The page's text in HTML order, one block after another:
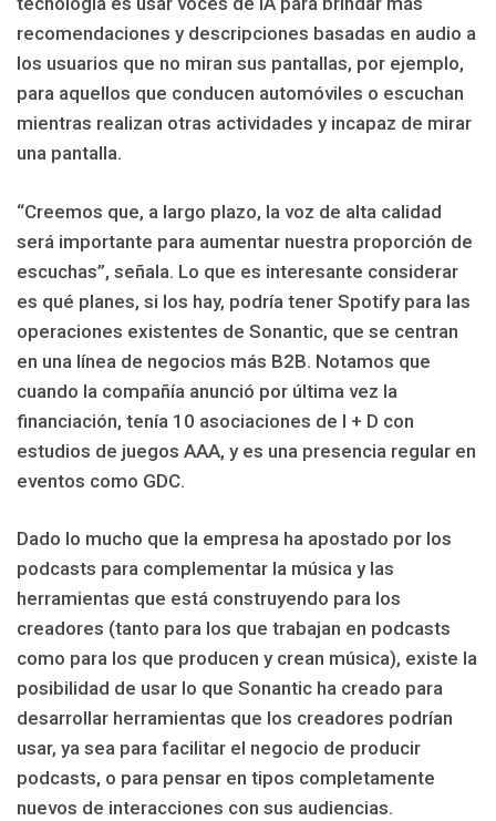
recomendaciones y descripciones basadas en audio a
los usuarios que no miran sus pantallas, por ejemplo,
para aquellos que conducen automóviles o escuchan
mientras realizan otras actividades y incapaz de mirar
una pantalla.
“Creemos que, a largo plazo, la voz de alta calidad
será importante para aumentar nuestra proporción de
escuchas”, señala. Lo que es interesante considerar
es qué planes, si los hay, podría tener Spotify para las
operaciones existentes de Sonantic, que se centran
en una línea de negocios más B2B. Notamos que
cuando la compañía anunció por última vez la
financiación, tenía 10 asociaciones de I + D con
estudios de juegos AAA, y es una presencia regular en
eventos como GDC.
Dado lo mucho que la empresa ha apostado por los
podcasts para complementar la música y las
herramientas que está construyendo para los
creadores (tanto para los que trabajan en podcasts
como para los que producen y crean música), existe la
posibilidad de usar lo que Sonantic ha creado para
desarrollar herramientas que los creadores podrían
usar, ya sea para facilitar el negocio de producir
podcasts, o para pensar en tipos completamente
nuevos de interacciones con sus audiencias.